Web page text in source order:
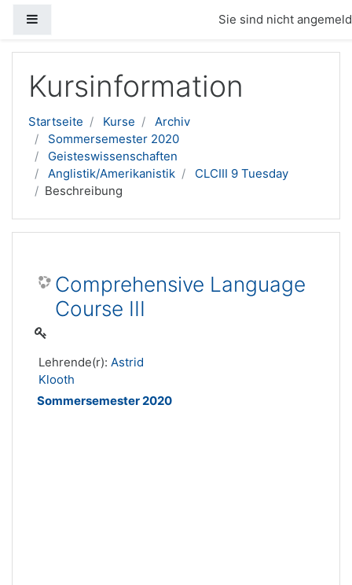
Sie sind nicht
Kursinformation
Startseite Kurse
Archiv
Sommersemester 2020
Geisteswissenschaften
Anglistik/Amerikanistik
CLCIII 9 Tuesday
Beschreibung
Comprehensive Language
Course III
Lehrende(r): Astrid
Klooth
Sommersemester 2020